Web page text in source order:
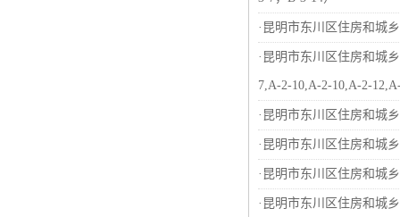
· 昆明市东川区住房和城
· 昆明市东川区住房和城
7,A-2-10,A-2-10,A-2-
· 昆明市东川区住房和城
· 昆明市东川区住房和城
· 昆明市东川区住房和城
· 昆明市东川区住房和城